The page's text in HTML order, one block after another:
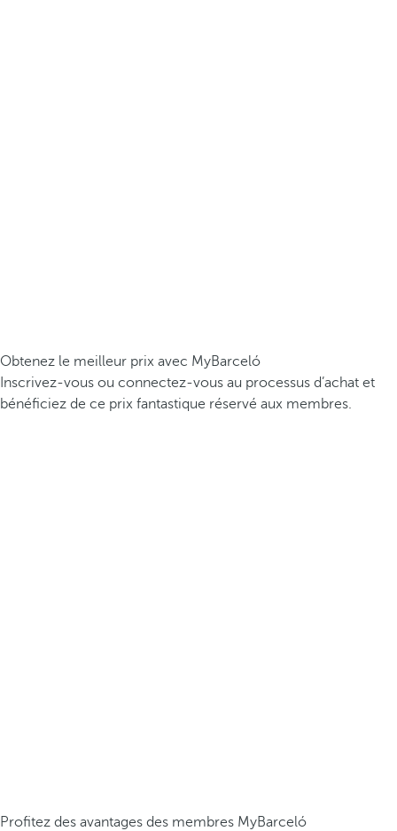
Obtenez le meilleur prix avec MyBarceló
Inscrivez-vous ou connectez-vous au processus d’achat et
bénéficiez de ce prix fantastique réservé aux membres.
Profitez des avantages des membres MyBarceló